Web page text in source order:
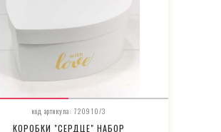
код артикула: 720910/3
КОРОБКИ "СЕРДЦЕ" НАБОР